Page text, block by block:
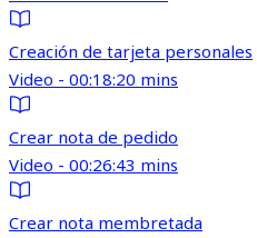
Creación de tarjeta personales
Video - 00:18:20 mins
Crear nota de pedido
Video - 00:26:43 mins
Crear nota membretada